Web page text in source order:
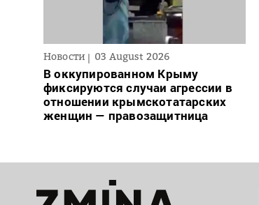
Новости 03 August 2026
В оккупированном Крыму
фиксируются случаи агрессии в
отношении крымскотатарских
женщин — правозащитница